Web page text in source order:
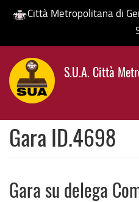
Salta
contenuto
principale
Città Metropolitana di
S.U.A. Città
Gara ID.4698
Gara su delega